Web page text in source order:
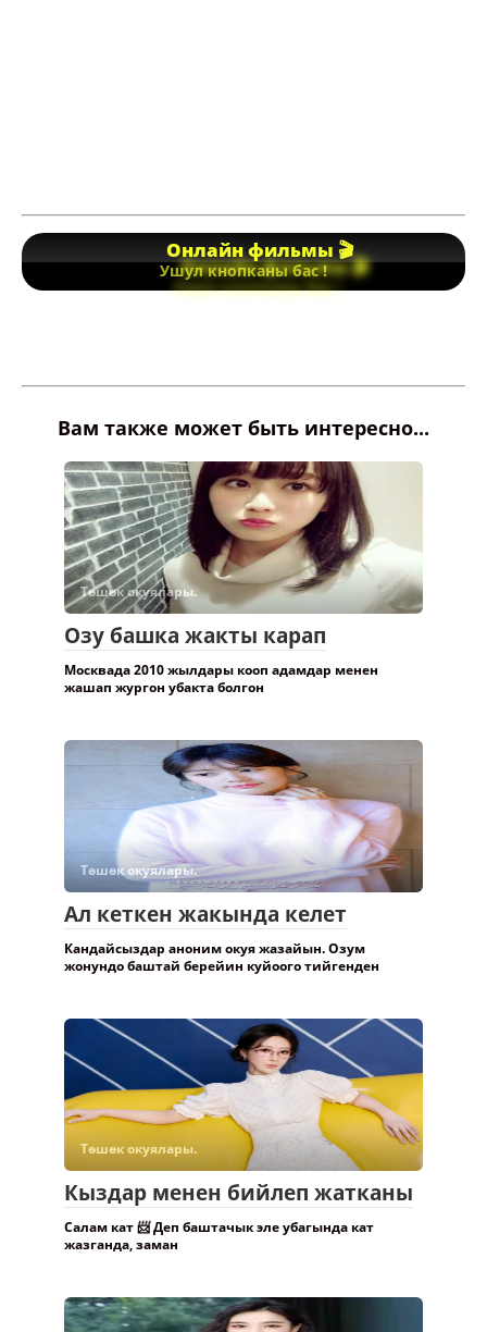
Онлайн фильмы 🎬
Ушул кнопканы бас !
Вам также может быть интересно...
Төшөк окуялары.
Озу башка жакты карап
Москвада 2010 жылдары кооп адамдар менен
жашап жургон убакта болгон
Төшөк окуялары.
Ал кеткен жакында келет
Кандайсыздар аноним окуя жазайын. Озум
жонундо баштай берейин куйоого тийгенден
Төшөк окуялары.
Кыздар менен бийлеп жатканы
Салам кат 📨 Деп баштачык эле убагында кат
жазганда, заман